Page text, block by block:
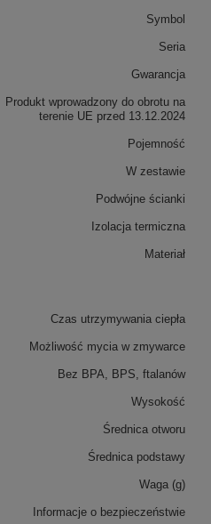
Symbol
Seria
Gwarancja
Produkt wprowadzony do obrotu na
terenie UE przed 13.12.2024
Pojemność
W zestawie
Podwójne ścianki
Izolacja termiczna
Materiał
Czas utrzymywania ciepła
Możliwość mycia w zmywarce
Bez BPA, BPS, ftalanów
Wysokość
Średnica otworu
Średnica podstawy
Waga (g)
Informacje o bezpieczeństwie